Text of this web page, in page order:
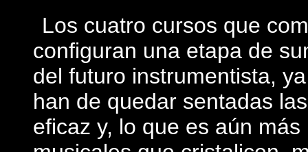
Los cuatro cursos que
configuran una etapa de
del futuro instrumentista,
han de quedar sentadas
eficaz y, lo que es aún